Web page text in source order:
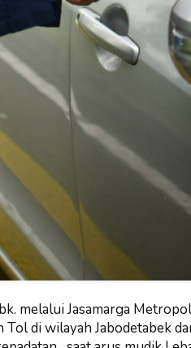
melalui Jasamarga
di wilayah Jabodetabek